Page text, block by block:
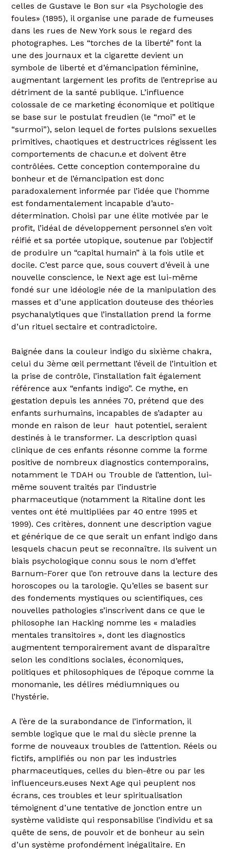
celles de Gustave le Bon sur «la Psychologie des
foules» (1895), il organise une parade de fumeuses
dans les rues de New York sous le regard des
photographes. Les “torches de la liberté” font la
une des journaux et la cigarette devient un
symbole de liberté et d’émancipation féminine,
augmentant largement les profits de l’entreprise au
détriment de la santé publique. L’influence
colossale de ce marketing économique et politique
se base sur le postulat freudien (le “moi” et le
“surmoi”), selon lequel de fortes pulsions sexuelles
primitives, chaotiques et destructrices régissent les
comportements de chacun.e et doivent être
contrôlées. Cette conception contemporaine du
bonheur et de l’émancipation est donc
paradoxalement informée par l’idée que l’homme
est fondamentalement incapable d’auto-
détermination. Choisi par une élite motivée par le
profit, l’idéal de développement personnel s’en voit
réifié et sa portée utopique, soutenue par l’objectif
de produire un “capital humain” à la fois utile et
docile. C’est parce que, sous couvert d’éveil à une
nouvelle conscience, le Next age est lui-même
fondé sur une idéologie née de la manipulation des
masses et d’une application douteuse des théories
psychanalytiques que l’installation prend la forme
d’un rituel sectaire et contradictoire.
Baignée dans la couleur indigo du sixième chakra,
celui du 3ème œil permettant l’éveil de l’intuition et
la prise de contrôle, l’installation fait également
référence aux “enfants indigo”. Ce mythe, en
gestation depuis les années 70, prétend que des
enfants surhumains, incapables de s’adapter au
monde en raison de leur haut potentiel, seraient
destinés à le transformer. La description quasi
clinique de ces enfants résonne comme la forme
positive de nombreux diagnostics contemporains,
notamment le TDAH ou Trouble de l’attention, lui-
même souvent traités par l’industrie
pharmaceutique (notamment la Ritaline dont les
ventes ont été multipliées par 40 entre 1995 et
1999). Ces critères, donnent une description vague
et générique de ce que serait un enfant indigo dans
lesquels chacun peut se reconnaître. Ils suivent un
biais psychologique connu sous le nom d’effet
Barnum-Forer que l’on retrouve dans la lecture des
horoscopes ou la tarologie. Qu’elles se basent sur
des fondements mystiques ou scientifiques, ces
nouvelles pathologies s’inscrivent dans ce que le
philosophe Ian Hacking nomme les « maladies
mentales transitoires », dont les diagnostics
augmentent temporairement avant de disparaître
selon les conditions sociales, économiques,
politiques et philosophiques de l’époque comme la
monomanie, les délires médiumniques ou
l’hystérie.
A l’ère de la surabondance de l’information, il
semble logique que le mal du siècle prenne la
forme de nouveaux troubles de l’attention. Réels ou
fictifs, amplifiés ou non par les industries
pharmaceutiques, celles du bien-être ou par les
influenceurs.euses Next Age qui peuplent nos
écrans, ces troubles et leur spiritualisation
témoignent d’une tentative de jonction entre un
système validiste qui responsabilise l’individu et sa
quête de sens, de pouvoir et de bonheur au sein
d’un système profondément inégalitaire. En